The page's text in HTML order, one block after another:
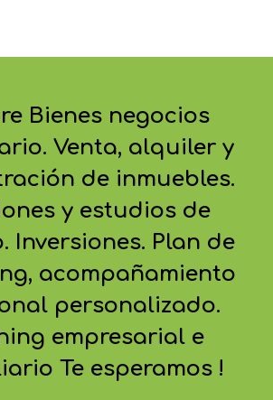
Bienes negocios
Venta, alquiler y
de inmuebles.
y estudios de
Inversiones. Plan de
acompañamiento
personalizado.
empresarial e
Te esperamos !